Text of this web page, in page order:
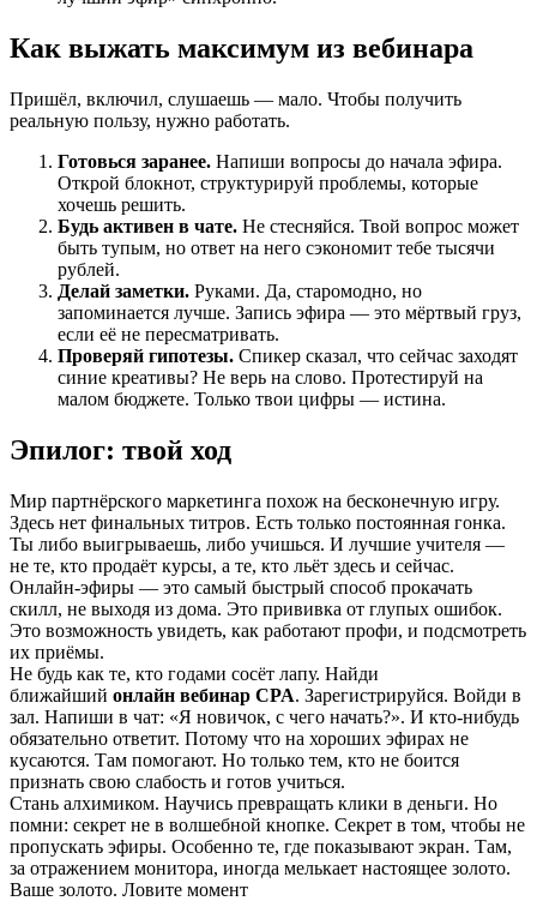
Как выжать максимум из вебинара
Пришёл, включил, слушаешь — мало. Чтобы получить
реальную пользу, нужно работать.
Готовься заранее. Напиши вопросы до начала эфира.
Открой блокнот, структурируй проблемы, которые
хочешь решить.
Будь активен в чате. Не стесняйся. Твой вопрос может
быть тупым, но ответ на него сэкономит тебе тысячи
рублей.
Делай заметки. Руками. Да, старомодно, но
запоминается лучше. Запись эфира — это мёртвый груз,
если её не пересматривать.
Проверяй гипотезы. Спикер сказал, что сейчас заходят
синие креативы? Не верь на слово. Протестируй на
малом бюджете. Только твои цифры — истина.
Эпилог: твой ход
Мир партнёрского маркетинга похож на бесконечную игру.
Здесь нет финальных титров. Есть только постоянная гонка.
Ты либо выигрываешь, либо учишься. И лучшие учителя —
не те, кто продаёт курсы, а те, кто льёт здесь и сейчас.
Онлайн-эфиры — это самый быстрый способ прокачать
скилл, не выходя из дома. Это прививка от глупых ошибок.
Это возможность увидеть, как работают профи, и подсмотреть
их приёмы.
Не будь как те, кто годами сосёт лапу. Найди
ближайший онлайн вебинар CPA. Зарегистрируйся. Войди в
зал. Напиши в чат: «Я новичок, с чего начать?». И кто-нибудь
обязательно ответит. Потому что на хороших эфирах не
кусаются. Там помогают. Но только тем, кто не боится
признать свою слабость и готов учиться.
Стань алхимиком. Научись превращать клики в деньги. Но
помни: секрет не в волшебной кнопке. Секрет в том, чтобы не
пропускать эфиры. Особенно те, где показывают экран. Там,
за отражением монитора, иногда мелькает настоящее золото.
Ваше золото. Ловите момент